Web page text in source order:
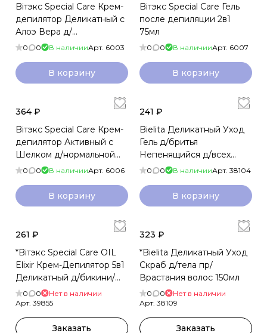
Biтэкс Special Care Крем-
депилятор Деликатный с
Алоэ Вера д/
чувствительной кожи
0 0 В наличииАрт. 6003
В корзину
Biтэкс Special Care Гель
после депиляции 2в1
75мл
0 0 В наличииАрт. 6007
В корзину
364 ₽
Biтэкс Special Care Крем-
депилятор Активный с
Шелком д/нормальной
кожи 120мл
0 0 В наличииАрт. 6006
В корзину
241 ₽
Bielita Деликатный Уход
Гель д/бритья
Непенящийся д/всех
100мл
0 0 В наличииАрт. 38104
В корзину
261 ₽
*Biтэкс Special Care OIL
Elixir Крем-Депилятор 5в1
Деликатный д/бикини/
подмышек 70мл
0 0
Нет в наличии
Арт. 39855
Заказать
323 ₽
*Bielita Деликатный Уход
Скраб д/тела пр/
Врастания волос 150мл
0 0
Нет в наличии
Арт. 38109
Заказать